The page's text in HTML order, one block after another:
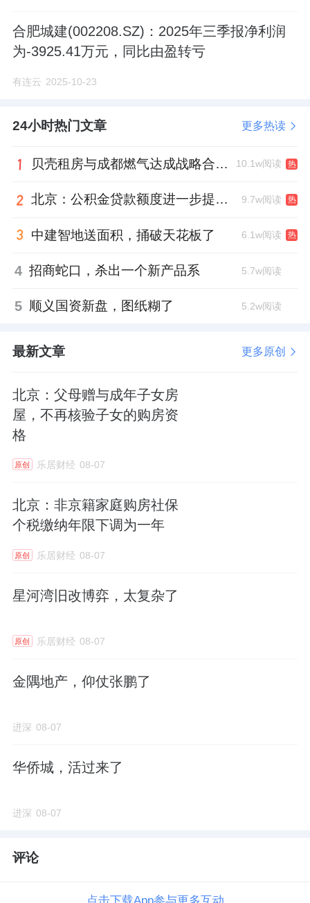
合肥城建(002208.SZ)：2025年三季报净利润
为-3925.41万元，同比由盈转亏
有连云 2025-10-23
24小时热门文章 更多热读
贝壳租房与成都燃气达成战略合作 打通安全巡检“最后一米” 10.1w阅读 热
北京：公积金贷款额度进一步提高、最高可贷340万元 9.7w阅读 热
中建智地送面积，捅破天花板了 6.1w阅读 热
4 招商蛇口，杀出一个新产品系 5.7w阅读
5 顺义国资新盘，图纸糊了 5.2w阅读
最新文章 更多原创
北京：父母赠与成年子女房
屋，不再核验子女的购房资
格
原创 乐居财经 08-07
北京：非京籍家庭购房社保
个税缴纳年限下调为一年
原创 乐居财经 08-07
星河湾旧改博弈，太复杂了
原创 乐居财经 08-07
金隅地产，仰仗张鹏了
进深 08-07
华侨城，活过来了
进深 08-07
评论